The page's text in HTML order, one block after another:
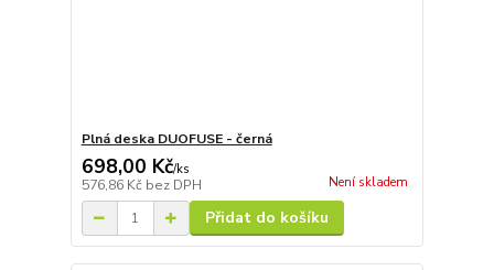
Plná deska DUOFUSE - černá
698,00 Kč/ks
576,86 Kč bez DPH Není skladem
Přidat do košíku